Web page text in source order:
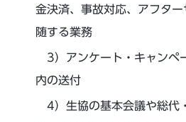
金決済、事故対応、アフタ
随する業務
アンケート・キャンペ
内の送付
生協の基本会議や総代